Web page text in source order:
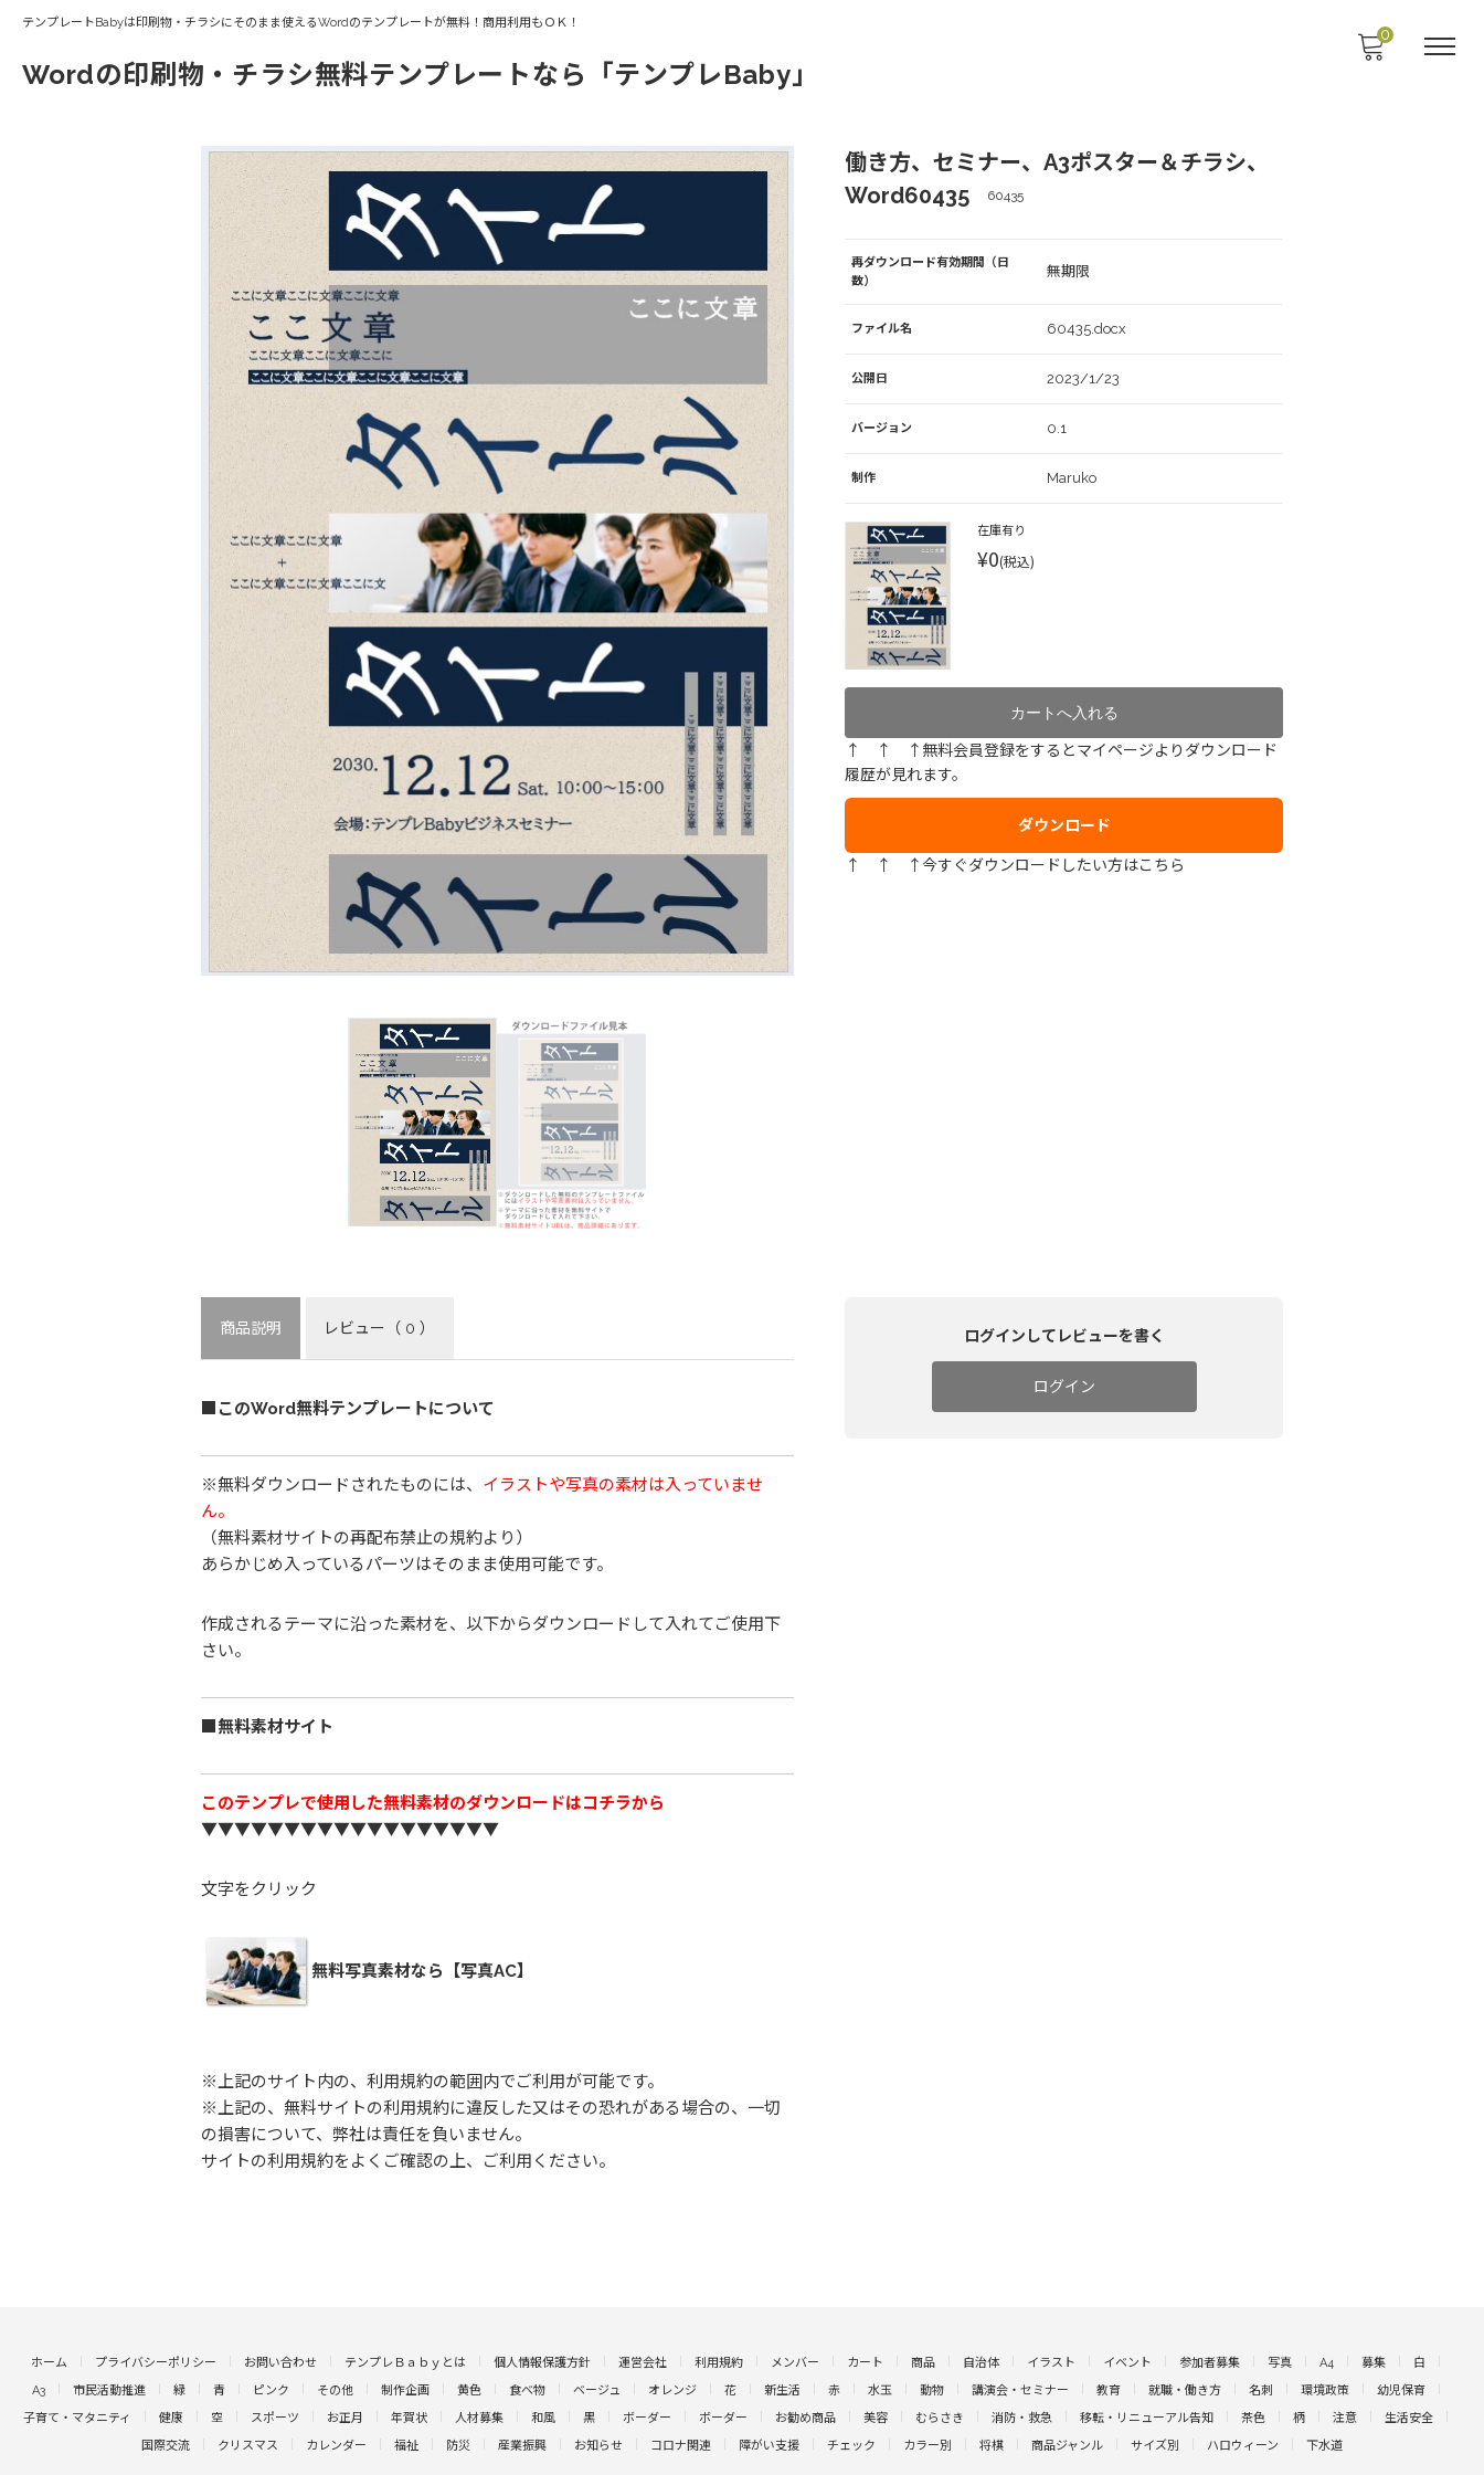
テンプレートBabyは印刷物・チラシにそのまま使えるWordのテンプレートが無料！商用利用もＯＫ！
Wordの印刷物・チラシ無料テンプレートなら「テンプレBaby」
0
働き方、セミナー、A3ポスター＆チラシ、
Word60435
60435
再ダウンロード有効期間（日
数）
無期限
ファイル名 60435.docx
公開日 2023/1/23
バージョン 0.1
制作 Maruko
在庫有り
¥0(税込)
↑ ↑ ↑無料会員登録をするとマイページよりダウンロード
履歴が見れます。
ダウンロード
↑ ↑ ↑今すぐダウンロードしたい方はこちら
商品説明 レビュー （ 0 ）
■このWord無料テンプレートについて
※無料ダウンロードされたものには、 イラストや写真の素材は入っていませ
ん。
（無料素材サイトの再配布禁止の規約より）
あらかじめ入っているパーツはそのまま使用可能です。
作成されるテーマに沿った素材を、以下からダウンロードして入れてご使用下
さい。
■無料素材サイト
このテンプレで使用した無料素材のダウンロードはコチラから
▼▼▼▼▼▼▼▼▼▼▼▼▼▼▼▼▼▼
文字をクリック
無料写真素材なら【写真AC】
※上記のサイト内の、利用規約の範囲内でご利用が可能です。
※上記の、無料サイトの利用規約に違反した又はその恐れがある場合の、一切
の損害について、弊社は責任を負いません。
サイトの利用規約をよくご確認の上、ご利用ください。
ログインしてレビューを書く
ログイン
ホーム プライバシーポリシー お問い合わせ テンプレＢａｂｙとは 個人情報保護方針 運営会社 利用規約 メンバー カート 商品 自治体 イラスト イベント 参加者募集 写真 A4 募集
白
A3
市民活動推進 緑 青 ピンク その他 制作企画 黄色 食べ物 ベージュ オレンジ 花 新生活 赤 水玉 動物 講演会・セミナー 教育 就職・働き方 名刺 環境政策
幼児保育
子育て・マタニティ
健康 空 スポーツ お正月 年賀状 人材募集 和風 黒 ボーダー ボーダー お勧め商品 美容 むらさき 消防・救急 移転・リニューアル告知 茶色 柄 注意
生活安全
国際交流
クリスマス カレンダー 福祉 防災 産業振興 お知らせ コロナ関連 障がい支援 チェック カラー別 将棋 商品ジャンル サイズ別 ハロウィーン 下水道